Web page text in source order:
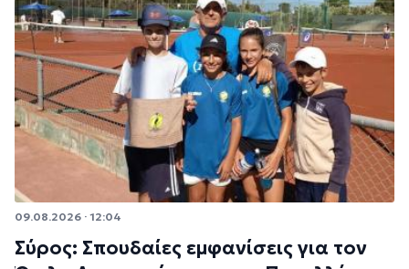
09.08.2026 · 12:04
Σύρος: Σπουδαίες εμφανίσεις για τον